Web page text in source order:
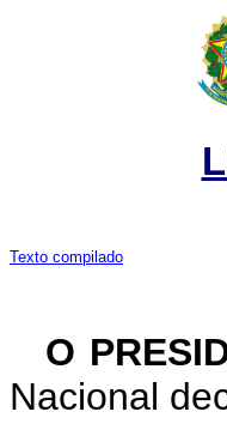
Texto compilado
O
Nacional